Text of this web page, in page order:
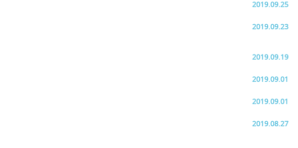
2019.09.25
2019.09.23
2019.09.19
2019.09.01
2019.09.01
2019.08.27